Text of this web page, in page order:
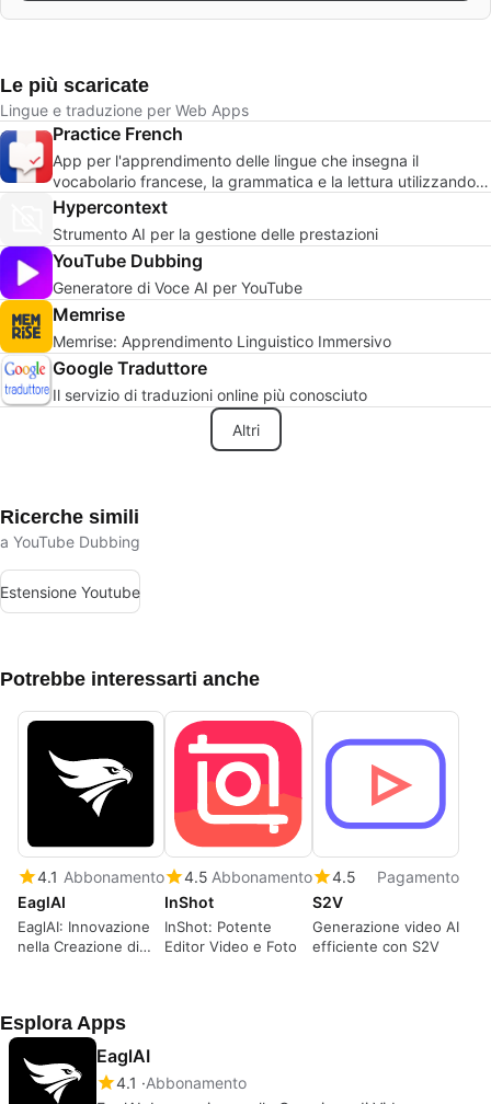
Le più scaricate
Lingue e traduzione per Web Apps
Practice French
App per l'apprendimento delle lingue che insegna il
vocabolario francese, la grammatica e la lettura utilizzando
la ripetizione spaziale.
Hypercontext
Strumento AI per la gestione delle prestazioni
YouTube Dubbing
Generatore di Voce AI per YouTube
Memrise
Memrise: Apprendimento Linguistico Immersivo
Google Traduttore
Il servizio di traduzioni online più conosciuto
Altri
Ricerche simili
a YouTube Dubbing
Estensione Youtube
Potrebbe interessarti anche
4.1 Abbonamento
EaglAI
EaglAI: Innovazione
nella Creazione di
4.5 Abbonamento
InShot
InShot: Potente
Editor Video e Foto
4.5
Pagamento
S2V
Generazione video AI
efficiente con S2V
Esplora Apps
EaglAI
4.1
Abbonamento